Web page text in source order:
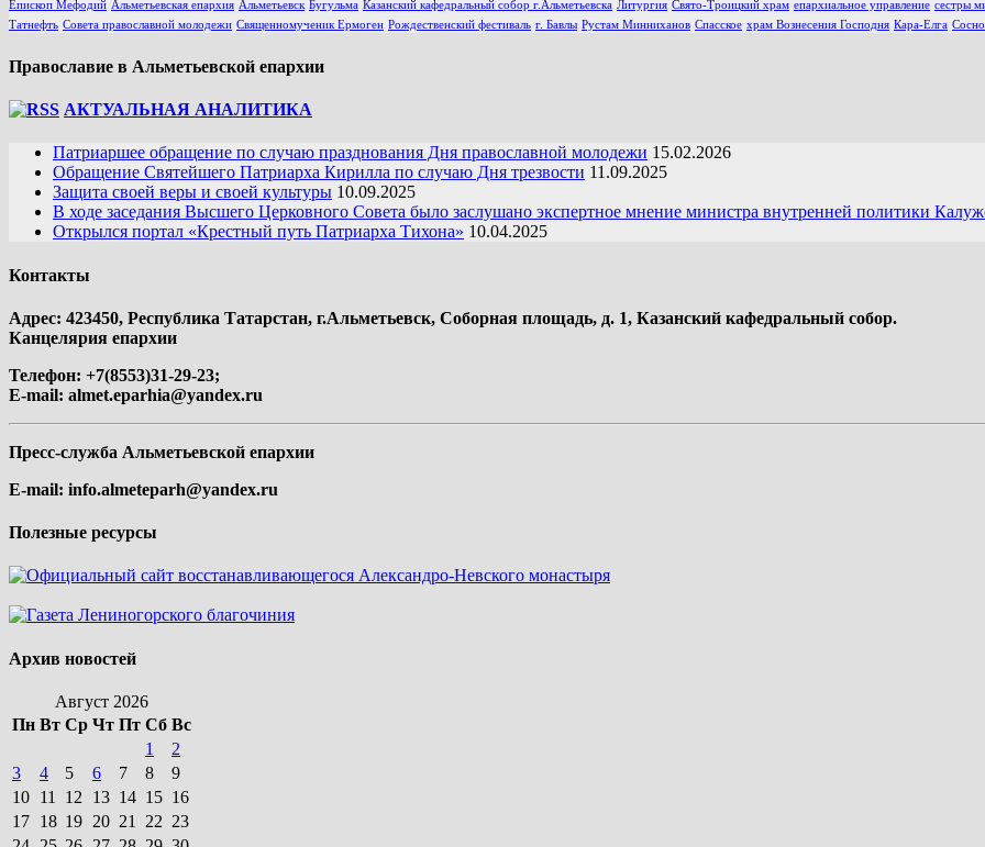
Епископ Мефодий Альметьевская епархия Альметьевск Бугульма Казанский кафедральный собор г.Альметьевска Литургия Свято-Троицкий храм епархиальное управление сестры
Татнефть Совета православной молодежи Священномученик Ермоген Рождественский фестиваль г. Бавлы Рустам Минниханов Спасское храм Вознесения Господня Кара-Елга
Православие в Альметьевской епархии
АКТУАЛЬНАЯ АНАЛИТИКА
Патриаршее обращение по случаю празднования Дня православной молодежи 15.02.2026
Обращение Святейшего Патриарха Кирилла по случаю Дня трезвости 11.09.2025
Защита своей веры и своей культуры 10.09.2025
В ходе заседания Высшего Церковного Совета было заслушано экспертное мнение министра внутренней политики
Открылся портал «Крестный путь Патриарха Тихона» 10.04.2025
Контакты
Адрес: 423450, Республика Татарстан, г.Альметьевск, Соборная площадь, д. 1, Казанский кафедральный собор.
Канцелярия епархии
Телефон: +7(8553)31-29-23;
E-mail: almet.eparhia@yandex.ru
Пресс-служба Альметьевской епархии
E-mail: info.almeteparh@yandex.ru
Полезные ресурсы
Архив новостей
Август 2026
Пн Вт Ср Чт Пт Сб Вс
1
2
3
4 5 6 7 8
9
10 11 12 13 14 15 16
17 18 19 20 21 22 23